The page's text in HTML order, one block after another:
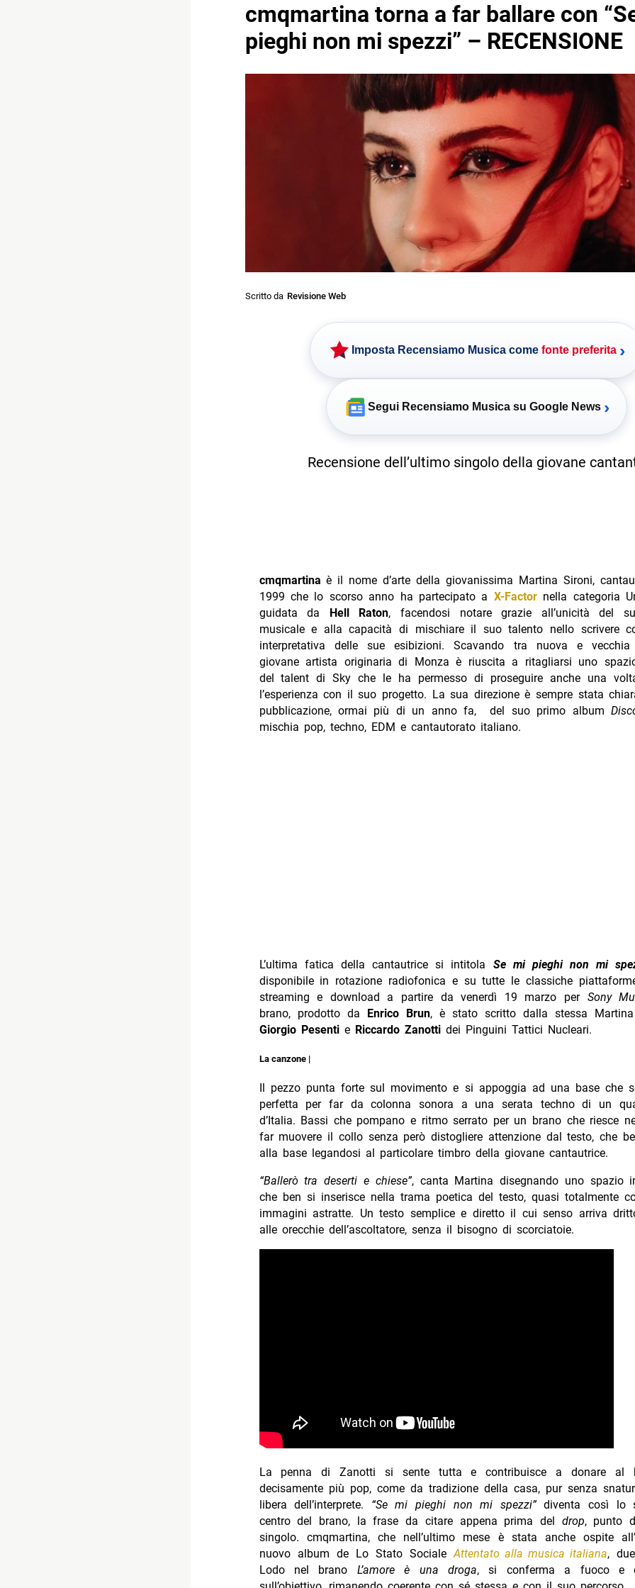
cmqmartina torna a far ballare con
pieghi non mi spezzi” – RECENSIONE
Scritto da Revisione Web
Imposta Recensiamo Musica come fonte preferita ›
Segui Recensiamo Musica su Google News ›
Recensione dell’ultimo singolo della giovane
cmqmartina è il nome d’arte della giovanissima Martina Sironi,
1999 che lo scorso anno ha partecipato a X-Factornella categoria
guidata da Hell Raton, facendosi notare grazie all’unicità del
musicale e alla capacità di mischiare il suo talento nello scrivere
interpretativa delle sue esibizioni. Scavando tra nuova e
giovane artista originaria di Monza è riuscita a ritagliarsi uno
del talent di Sky che le ha permesso di proseguire anche una
l’esperienza con il suo progetto. La sua direzione è sempre stata
pubblicazione, ormai più di un anno fa, del suo primo album
mischia pop, techno, EDM e cantautorato italiano.
L’ultima fatica della cantautrice si intitola Se mi pieghi non mi
disponibile in rotazione radiofonica e su tutte le classiche
streaming e download a partire da venerdì 19 marzo per Sony
brano, prodotto da Enrico Brun, è stato scritto dalla stessa
Giorgio Pesentie Riccardo Zanottidei Pinguini Tattici Nucleari.
La canzone |
Il pezzo punta forte sul movimento e si appoggia ad una base che
perfetta per far da colonna sonora a una serata techno di un
d’Italia. Bassi che pompano e ritmo serrato per un brano che riesce
far muovere il collo senza però distogliere attenzione dal testo, che
alla base legandosi al particolare timbro della giovane cantautrice.
“Ballerò tra deserti e chiese”, canta Martina disegnando uno spazio
che ben si inserisce nella trama poetica del testo, quasi totalmente
immagini astratte. Un testo semplice e diretto il cui senso arriva
alle orecchie dell’ascoltatore, senza il bisogno di scorciatoie.
La penna di Zanotti si sente tutta e contribuisce a donare al
decisamente più pop, come da tradizione della casa, pur senza
libera dell’interprete. “Se mi pieghi non mi spezzi”diventa così lo
centro del brano, la frase da citare appena prima del drop, punto
singolo. cmqmartina, che nell’ultimo mese è stata anche ospite
nuovo album de Lo Stato SocialeAttentato alla musica italiana,
Lodo nel brano L’amore è una droga, si conferma a fuoco e